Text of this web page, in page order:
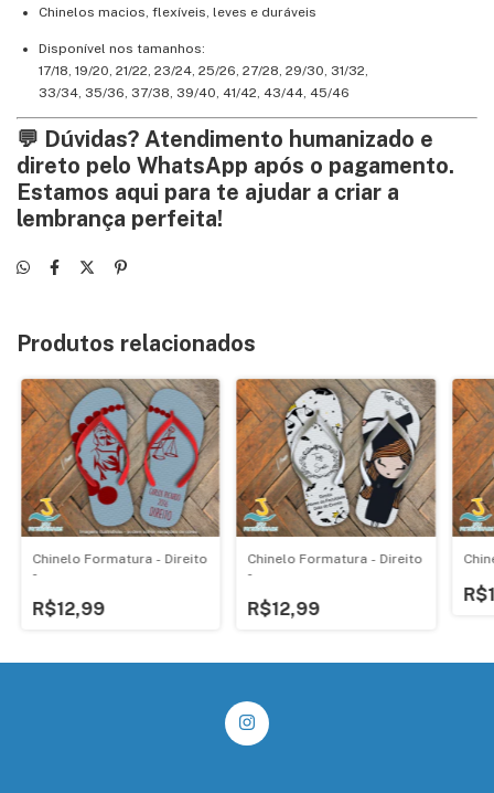
Chinelos macios, flexíveis, leves e duráveis
Disponível nos tamanhos:
17/18, 19/20, 21/22, 23/24, 25/26, 27/28, 29/30, 31/32,
33/34, 35/36, 37/38, 39/40, 41/42, 43/44, 45/46
💬 Dúvidas? Atendimento humanizado e
direto pelo WhatsApp após o pagamento.
Estamos aqui para te ajudar a criar a
lembrança perfeita!
Produtos relacionados
Chinelo Formatura - Direito
-
R$12,99
Chinelo Formatura - Direito
-
R$12,99